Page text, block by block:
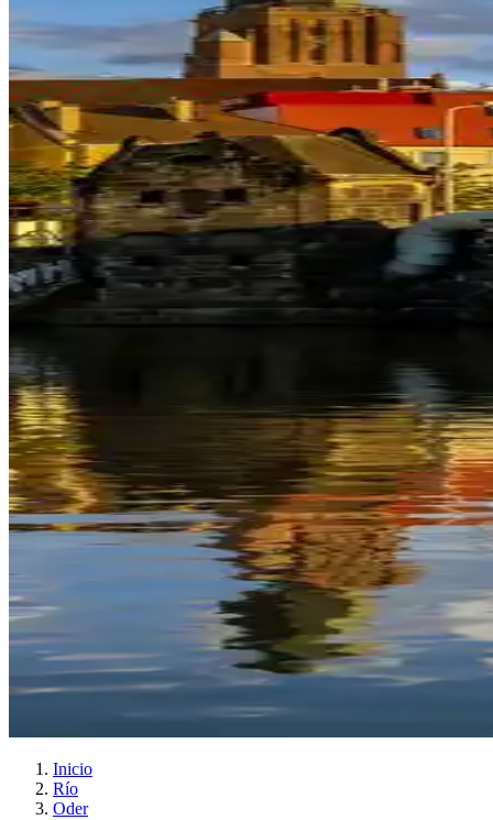
Inicio
Río
Oder